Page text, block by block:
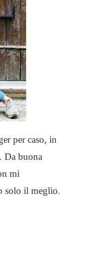
per caso, in
Da buona
mi
solo il meglio.